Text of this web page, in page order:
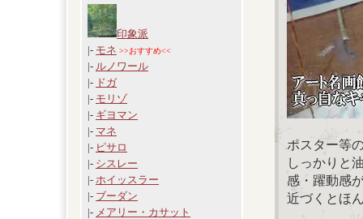
印象派
|- モネ >>おすすめ<<
|- ルノワール
|- ドガ
|- モリゾ
|- ギヨマン
|- マネ
|- ピサロ
|- シスレー
|- ホイッスラー
|- ブーダン
|- メアリー・カサット
ポスター等
しっかりと
感・躍動感
近づくとほ